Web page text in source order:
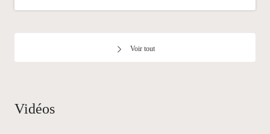
Voir tout
Vidéos